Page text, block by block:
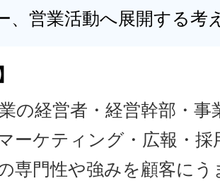
、営業活動へ展開する考
の経営者・経営幹部・事
ーケティング・広報・採
専門性や強みを顧客に